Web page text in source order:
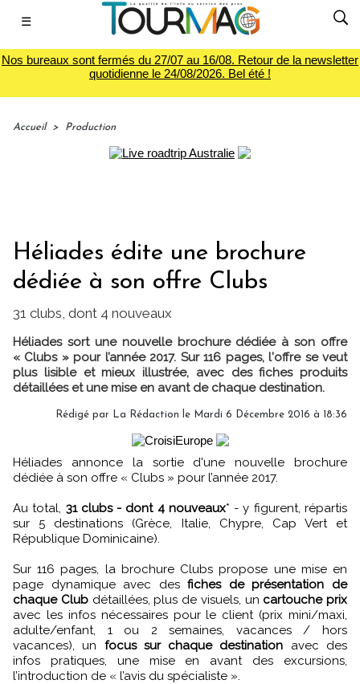
☰
Nos bureaux sont fermés du 27/07 au 16/08. Retour de la newsletter
quotidienne le 24/08/2026. Bel été !
Accueil > Production
Héliades édite une brochure
dédiée à son offre Clubs
31 clubs, dont 4 nouveaux
Héliades sort une nouvelle brochure dédiée à son offre
« Clubs » pour l’année 2017. Sur 116 pages, l'offre se veut
plus lisible et mieux illustrée, avec des fiches produits
détaillées et une mise en avant de chaque destination.
Rédigé par La Rédaction le Mardi 6 Décembre 2016 à 18:36
Héliades annonce la sortie d'une nouvelle brochure
dédiée à son offre « Clubs » pour l’année 2017.
Au total, 31 clubs - dont 4 nouveaux* - y figurent, répartis
sur 5 destinations (Grèce, Italie, Chypre, Cap Vert et
République Dominicaine).
Sur 116 pages, la brochure Clubs propose une mise en
page dynamique avec desfiches de présentation de
chaque Clubdétaillées, plus de visuels, un cartouche prix
avec les infos nécessaires pour le client (prix mini/maxi,
adulte/enfant, 1 ou 2 semaines, vacances / hors
vacances), un focus sur chaque destination avec des
infos pratiques, une mise en avant des excursions,
l’introduction de « l’avis du spécialiste ».